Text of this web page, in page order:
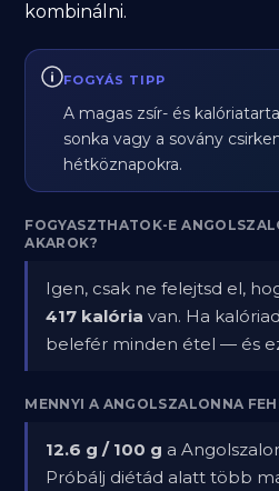
kombinálni.
FOGYÁS TIPP
A magas zsír- és
sonka vagy a sovány
hétköznapokra.
FOGYASZTHATOK-E
AKAROK?
Igen, csak ne felejtsd el,
417 kalória van. Ha
belefér minden étel — és
MENNYI A ANGOLSZALONNA
12.6 g / 100 g a
Próbálj diétád alatt több